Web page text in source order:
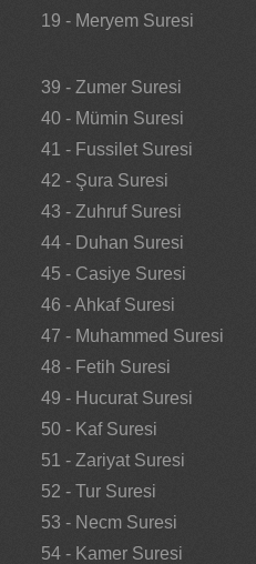
19 - Meryem Suresi
39 - Zumer Suresi
40 - Mümin Suresi
41 - Fussilet Suresi
42 - Şura Suresi
43 - Zuhruf Suresi
44 - Duhan Suresi
45 - Casiye Suresi
46 - Ahkaf Suresi
47 - Muhammed Suresi
48 - Fetih Suresi
49 - Hucurat Suresi
50 - Kaf Suresi
51 - Zariyat Suresi
52 - Tur Suresi
53 - Necm Suresi
54 - Kamer Suresi